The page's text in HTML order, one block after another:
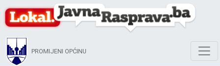
PROMIJENI OPĆINU